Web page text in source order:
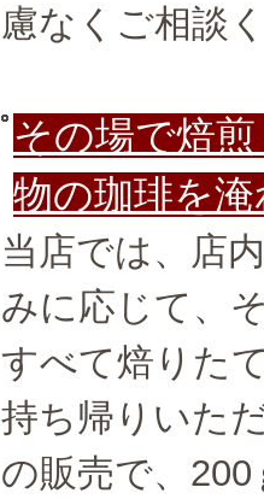
慮なくご相談
その場で焙
物の珈琲を
当店では、店
みに応じて、
すべて焙りた
持ち帰りいた
の販売で、